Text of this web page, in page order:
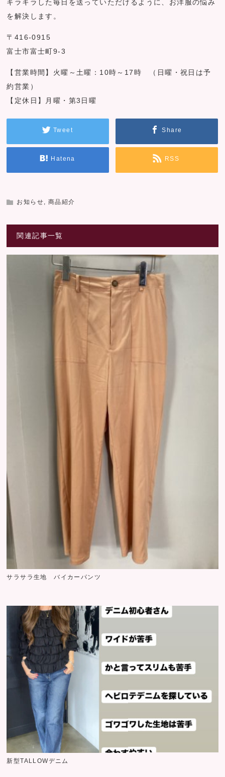
キラキラした毎日を送っていただけるように、お洋服の悩み
を解決します。
〒416-0915
富士市富士町9-3
【営業時間】火曜～土曜：10時～17時 （日曜・祝日は予
約営業）
【定休日】月曜・第3日曜
Tweet Share
Hatena RSS
お知らせ, 商品紹介
関連記事一覧
サラサラ生地 バイカーパンツ
新型TALLOWデニム